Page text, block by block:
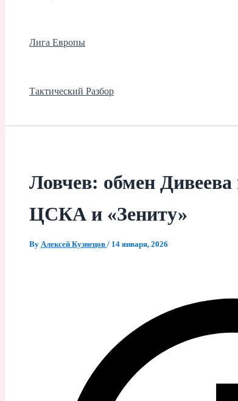
Лига Европы
Тактический Разбор
Ловчев: обмен
ЦСКА и «Зениту»
By Алексей Кузнецов / 14 января, 2026